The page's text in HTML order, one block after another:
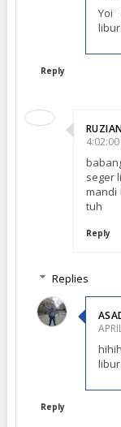
Yoi
Reply
4:02:00
seger
mandi
tuh
Reply
Replies
Reply